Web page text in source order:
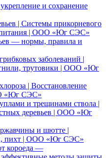
и сохранение
| Системы прикорневого
питания | ООО «Юг СЭС»
— нормы, правила и
заболеваний |
трутовики | ООО «Юг
| Восстановление
«Юг СЭС»
и трещинами ствола |
деревьев | ООО «Юг
и шютте |
пихт | ООО «Юг СЭС»
короеда —